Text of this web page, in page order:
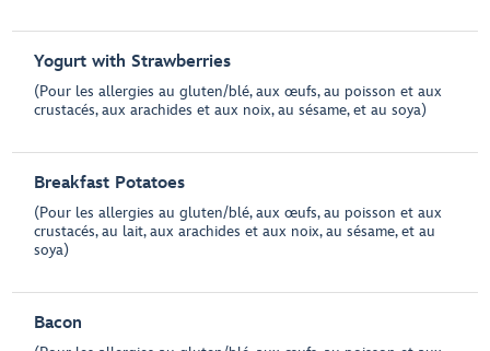
Yogurt with Strawberries
(Pour les allergies au gluten/blé, aux œufs, au poisson et aux
crustacés, aux arachides et aux noix, au sésame, et au soya)
Breakfast Potatoes
(Pour les allergies au gluten/blé, aux œufs, au poisson et aux
crustacés, au lait, aux arachides et aux noix, au sésame, et au
soya)
Bacon